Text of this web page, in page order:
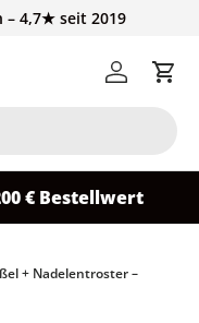
– 4,7★ seit 2019
Einloggen
€ Bestellwert
+ Nadelentroster –